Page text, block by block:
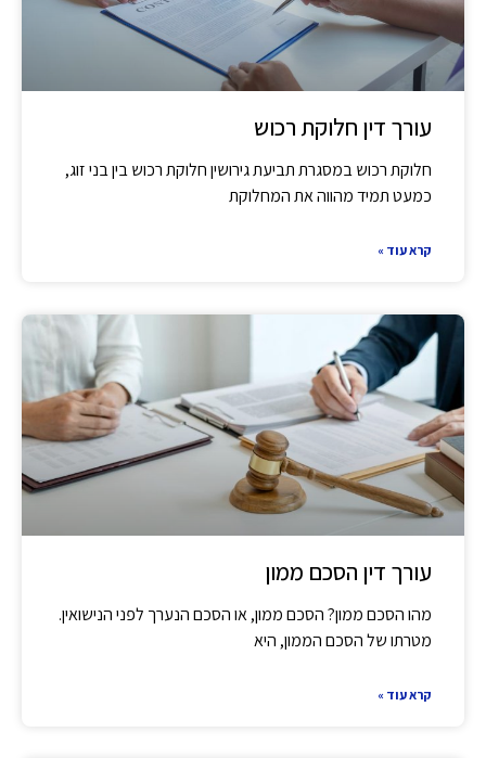
עורך דין חלוקת רכוש
חלוקת רכוש במסגרת תביעת גירושין חלוקת רכוש בין בני זוג,
כמעט תמיד מהווה את המחלוקת
קרא עוד »
עורך דין הסכם ממון
מהו הסכם ממון? הסכם ממון, או הסכם הנערך לפני הנישואין.
מטרתו של הסכם הממון, היא
קרא עוד »